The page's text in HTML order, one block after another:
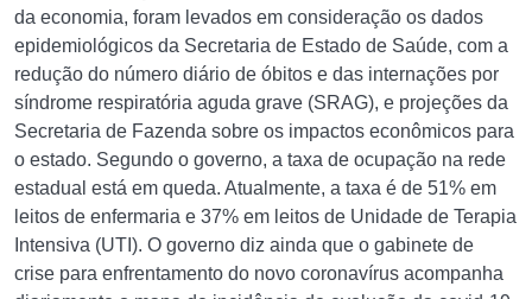
da economia, foram levados em consideração os dados
epidemiológicos da Secretaria de Estado de Saúde, com a
redução do número diário de óbitos e das internações por
síndrome respiratória aguda grave (SRAG), e projeções da
Secretaria de Fazenda sobre os impactos econômicos para
o estado. Segundo o governo, a taxa de ocupação na rede
estadual está em queda. Atualmente, a taxa é de 51% em
leitos de enfermaria e 37% em leitos de Unidade de Terapia
Intensiva (UTI). O governo diz ainda que o gabinete de
crise para enfrentamento do novo coronavírus acompanha